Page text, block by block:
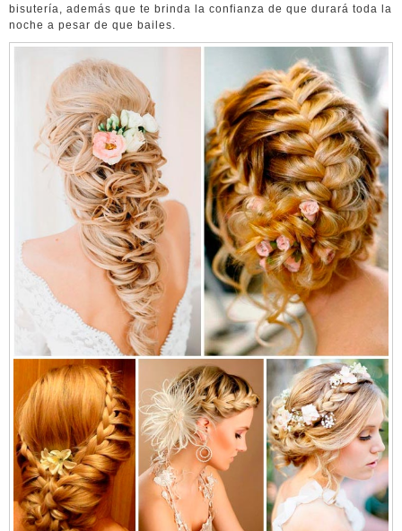
bisutería, además que te brinda la confianza de que durará toda la
noche a pesar de que bailes.